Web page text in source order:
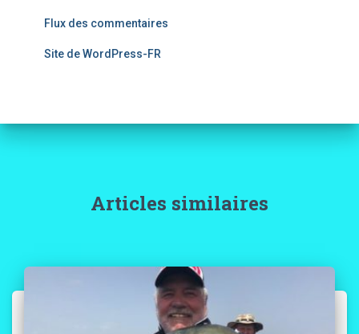
Flux des commentaires
Site de WordPress-FR
Articles similaires